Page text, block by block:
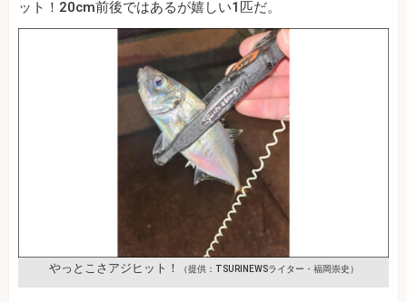
ット！20cm前後ではあるが嬉しい1匹だ。
やっとこさアジヒット！ （提供：TSURINEWSライター・福岡崇史）